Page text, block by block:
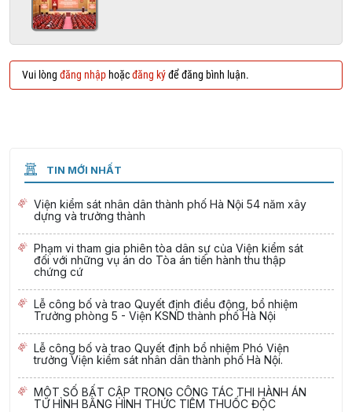
Vui lòng đăng nhập hoặcđăng kýđể đăng bình luận.
TIN MỚI NHẤT
Viện kiểm sát nhân dân thành phố Hà Nội 54 năm xây
dựng và trưởng thành
Phạm vi tham gia phiên tòa dân sự của Viện kiểm sát
đối với những vụ án do Tòa án tiến hành thu thập
chứng cứ
Lễ công bố và trao Quyết định điều động, bổ nhiệm
Trưởng phòng 5 - Viện KSND thành phố Hà Nội
Lễ công bố và trao Quyết định bổ nhiệm Phó Viện
trưởng Viện kiểm sát nhân dân thành phố Hà Nội.
MỘT SỐ BẤT CẬP TRONG CÔNG TÁC THI HÀNH ÁN
TỬ HÌNH BẰNG HÌNH THỨC TIÊM THUỐC ĐỘC